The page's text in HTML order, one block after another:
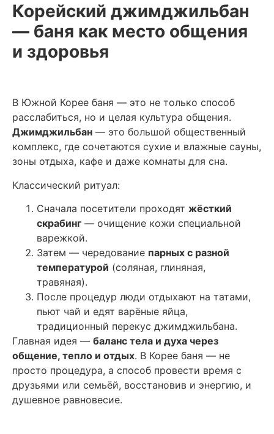
Корейский джимджильбан
— баня как место общения
и здоровья
В Южной Корее баня — это не только способ
расслабиться, но и целая культура общения.
Джимджильбан — это большой общественный
комплекс, где сочетаются сухие и влажные сауны,
зоны отдыха, кафе и даже комнаты для сна.
Классический ритуал:
Сначала посетители проходят жёсткий
скрабинг — очищение кожи специальной
варежкой.
Затем — чередование парных с разной
температурой (соляная, глиняная,
травяная).
После процедур люди отдыхают на татами,
пьют чай и едят варёные яйца,
традиционный перекус джимджильбана.
Главная идея — баланс тела и духа через
общение, тепло и отдых. В Корее баня — не
просто процедура, а способ провести время с
друзьями или семьёй, восстановив и энергию, и
душевное равновесие.